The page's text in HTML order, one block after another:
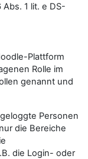
1 lit. e DS-
Plattform
Rolle im
genannt und
Personen
die Bereiche
die Login- oder